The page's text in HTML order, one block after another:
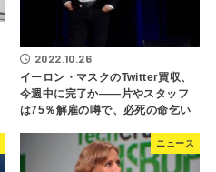
2022.10.26
イーロン・マスクのTwitter買収、
今週中に完了か――片やスタッフ
は75％解雇の噂で、必死の命乞い
ニュース